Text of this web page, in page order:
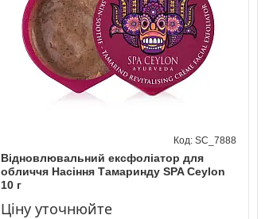
Відновлювальний ексфоліатор для
обличчя Насіння Тамаринду SPA Ceylon
10 г
SC_7888
Ціну уточнюйте